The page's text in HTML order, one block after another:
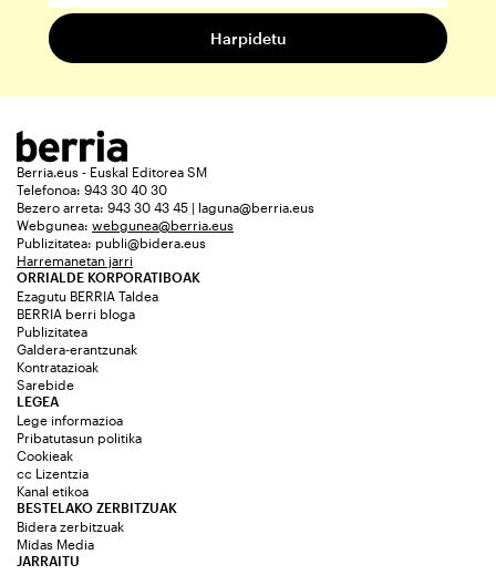
Berria.eus - Euskal Editorea SM
Telefonoa: 943 30 40 30
Bezero arreta: 943 30 43 45 | laguna@berria.eus
Webgunea: webgunea@berria.eus
Publizitatea: publi@bidera.eus
Harremanetan jarri
ORRIALDE KORPORATIBOAK
Ezagutu BERRIA Taldea
BERRIA berri bloga
Publizitatea
Galdera-erantzunak
Kontratazioak
Sarebide
JARRAITU
LEGEA
Lege informazioa
Pribatutasun politika
Cookieak
cc Lizentzia
Kanal etikoa
BESTELAKO ZERBITZUAK
Bidera zerbitzuak
Midas Media